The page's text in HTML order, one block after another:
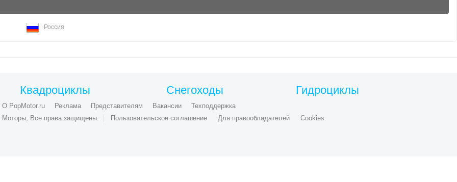
Россия
Квадроциклы Снегоходы Гидроциклы
О PopMotor.ru Реклама Представителям Вакансии
Техподдержка
Моторы, Все права защищены.
Пользовательское соглашение Для правообладателей Cookies